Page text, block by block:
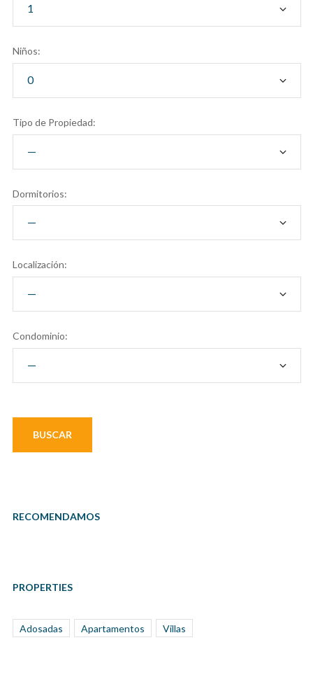
Niños:
Tipo de Propiedad:
Dormitorios:
Localización:
Condominio:
RECOMENDAMOS
PROPERTIES
Adosadas Apartamentos Villas